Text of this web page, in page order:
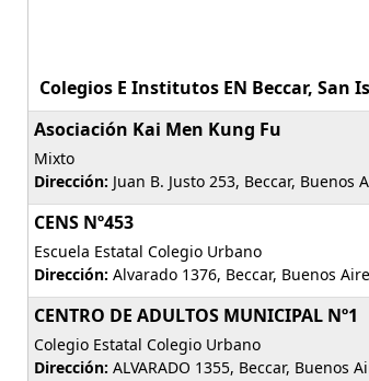
Colegios E Institutos EN Beccar, San
Asociación Kai Men Kung Fu
Mixto
Dirección: Juan B. Justo 253, Beccar,
CENS Nº453
Escuela Estatal Colegio Urbano
Dirección: Alvarado 1376, Beccar, Buenos
CENTRO DE ADULTOS MUNICIPAL Nº1
Colegio Estatal Colegio Urbano
Dirección: ALVARADO 1355, Beccar, Buenos